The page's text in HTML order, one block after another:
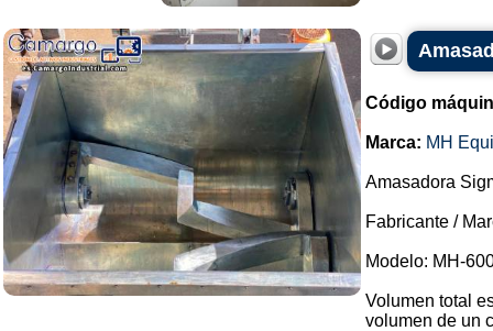
Código
Marca: MH
Amasadora
Fabricante /
Modelo: MH-
Volumen total
volumen de un